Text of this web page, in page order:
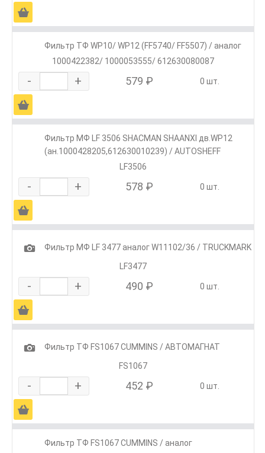
Ä
Фильтр ТФ WP10/ WP12 (FF5740/ FF5507) / аналог
1000422382/ 1000053555/ 612630080087
- + 579 ₽ 0 шт.
Ä
Фильтр МФ LF 3506 SHACMAN SHAANXI дв.WP12
(ан.1000428205,612630010239) / AUTOSHEFF
LF3506
- + 578 ₽ 0 шт.
Ä
1
Фильтр МФ LF 3477 аналог W11102/36 / TRUCKMARK
LF3477
- + 490 ₽ 0 шт.
Ä
1
Фильтр ТФ FS1067 CUMMINS / АВТОМАГНАТ
FS1067
- + 452 ₽ 0 шт.
Ä
Фильтр ТФ FS1067 CUMMINS / аналог